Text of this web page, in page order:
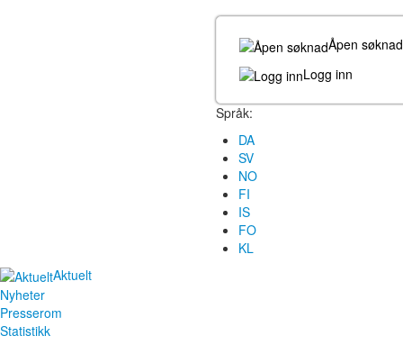
Åpen søknad
Logg inn
Språk:
DA
SV
NO
FI
IS
FO
KL
Aktuelt
Nyheter
Presserom
Statistikk